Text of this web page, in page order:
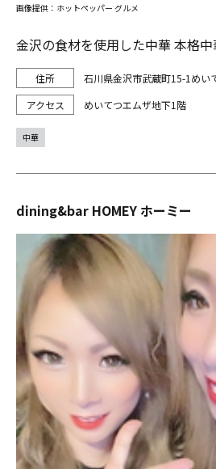
金沢の食材を使用した中華 本格
石川県金沢市武蔵町15-1めい
めいてつエムザ地下1階
画像提供：ホットペッパー グルメ
中華
dining&bar HOMEY ホーミー